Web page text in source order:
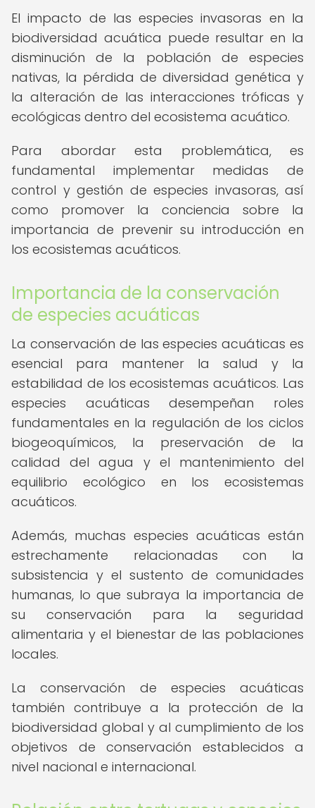
El impacto de las especies invasoras en la
biodiversidad acuática puede resultar en la
disminución de la población de especies
nativas, la pérdida de diversidad genética y
la alteración de las interacciones tróficas y
ecológicas dentro del ecosistema acuático.
Para abordar esta problemática, es
fundamental implementar medidas de
control y gestión de especies invasoras, así
como promover la conciencia sobre la
importancia de prevenir su introducción en
los ecosistemas acuáticos.
Importancia de la conservación
de especies acuáticas
La conservación de las especies acuáticas es
esencial para mantener la salud y la
estabilidad de los ecosistemas acuáticos. Las
especies acuáticas desempeñan roles
fundamentales en la regulación de los ciclos
biogeoquímicos, la preservación de la
calidad del agua y el mantenimiento del
equilibrio ecológico en los ecosistemas
acuáticos.
Además, muchas especies acuáticas están
estrechamente relacionadas con la
subsistencia y el sustento de comunidades
humanas, lo que subraya la importancia de
su conservación para la seguridad
alimentaria y el bienestar de las poblaciones
locales.
La conservación de especies acuáticas
también contribuye a la protección de la
biodiversidad global y al cumplimiento de los
objetivos de conservación establecidos a
nivel nacional e internacional.